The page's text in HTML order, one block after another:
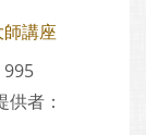
講座
供者：